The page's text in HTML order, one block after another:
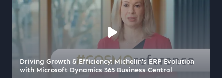
Driving Growth & Efficiency: Michelin's ERP Evolution
with Microsoft Dynamics 365 Business Central